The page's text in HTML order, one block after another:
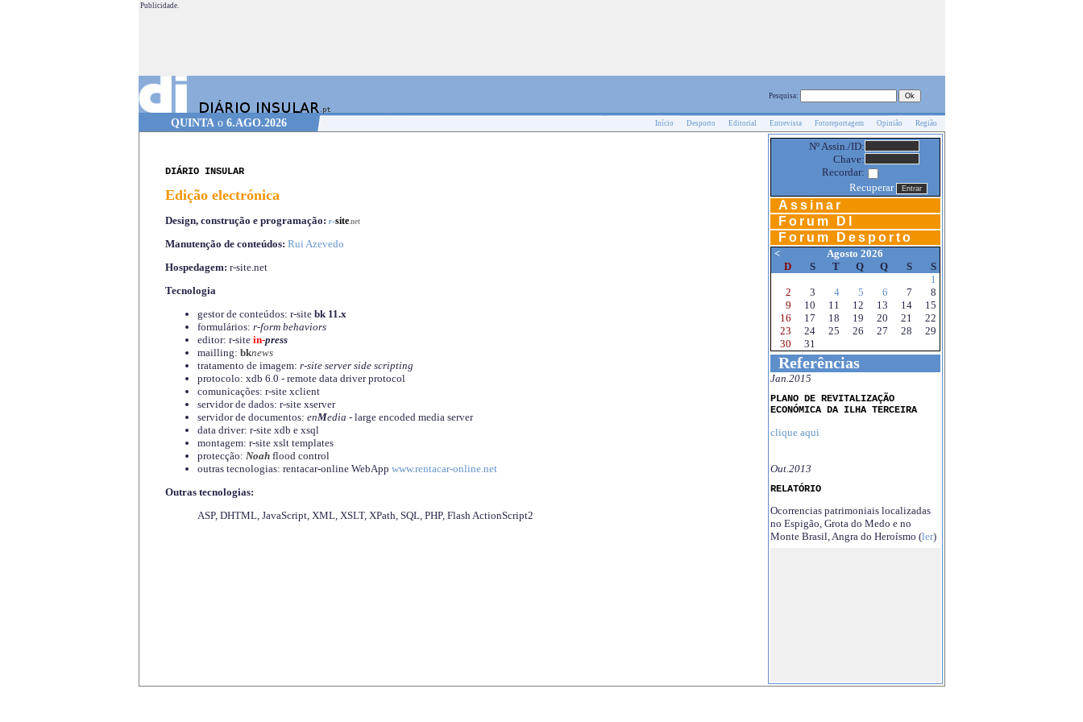
Publicidade.
Pesquisa:
QUINTA o 6.AGO.2026 Início Desporto Editorial Entrevista Fotoreportagem Opinião Região
DIÁRIO INSULAR
Edição electrónica
Design, construção e programação: r-site.net
Manutenção de conteúdos: Rui Azevedo
Hospedagem: r-site.net
Tecnologia
gestor de conteúdos: r-site bk 11.x
formulários: r-form behaviors
editor: r-site in-press
mailling: bknews
tratamento de imagem: r-site server side scripting
protocolo: xdb 6.0 - remote data driver protocol
comunicações: r-site xclient
servidor de dados: r-site xserver
servidor de documentos: enMedia - large encoded media server
data driver: r-site xdb e xsql
montagem: r-site xslt templates
protecção: Noahflood control
outras tecnologias: rentacar-online WebApp www.rentacar-online.net
Outras tecnologias:
ASP, DHTML, JavaScript, XML, XSLT, XPath, SQL, PHP, Flash ActionScript2
Nº Assin./ID:
Chave:
Recordar:
Recuperar
Assinar
Forum DI
Forum Desporto
<
Agosto 2026
D
S T Q Q S
S
1
2
3 4 5 6 7
8
9
10 11 12 13 14
15
16
17 18 19 20 21
22
23
24 25 26 27 28
29
30
31
Referências
Jan.2015
PLANO DE REVITALIZAÇÃO
ECONÓMICA DA ILHA TERCEIRA
clique aqui
Out.2013
RELATÓRIO
Ocorrencias patrimoniais localizadas
no Espigão, Grota do Medo e no
Monte Brasil, Angra do Heroísmo (ler)